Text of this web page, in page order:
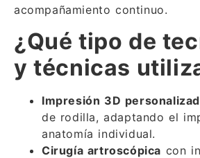
acompañamiento continuo.
¿Qué tipo de
y técnicas
Impresión 3D
de rodilla, adaptando el
anatomía individual.
Cirugía artroscópica con